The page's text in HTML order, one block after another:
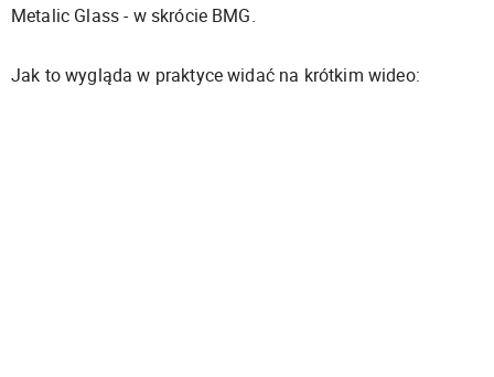
Metalic Glass - w skrócie BMG.
Jak to wygląda w praktyce widać na krótkim wideo: